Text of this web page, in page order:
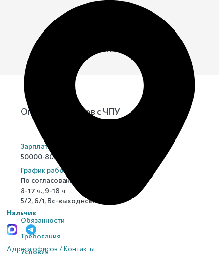
Нальчик
Адреса офисов / Контакты
Оператор станков с ЧПУ
Зарплата
50000-80000 руб. руб.
График работы
По согласованию,
8-17 ч., 9-18 ч.
5/2, 6/1, Вс-выходной.
Обязанности
Требования
Условия